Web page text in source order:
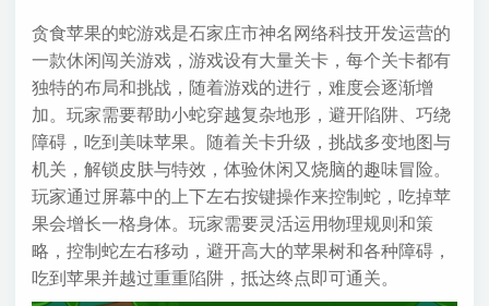
贪食苹果的蛇游戏是石家庄市神名网络科技开发运营的
一款休闲闯关游戏，游戏设有大量关卡，每个关卡都有
独特的布局和挑战，随着游戏的进行，难度会逐渐增
加。玩家需要帮助小蛇穿越复杂地形，避开陷阱、巧绕
障碍，吃到美味苹果。随着关卡升级，挑战多变地图与
机关，解锁皮肤与特效，体验休闲又烧脑的趣味冒险。
玩家通过屏幕中的上下左右按键操作来控制蛇，吃掉苹
果会增长一格身体。玩家需要灵活运用物理规则和策
略，控制蛇左右移动，避开高大的苹果树和各种障碍，
吃到苹果并越过重重陷阱，抵达终点即可通关。